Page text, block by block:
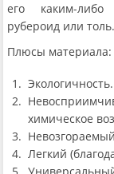
его каким-либо
рубероид или толь.
Плюсы материала:
Экологичность.
химическое
Легкий